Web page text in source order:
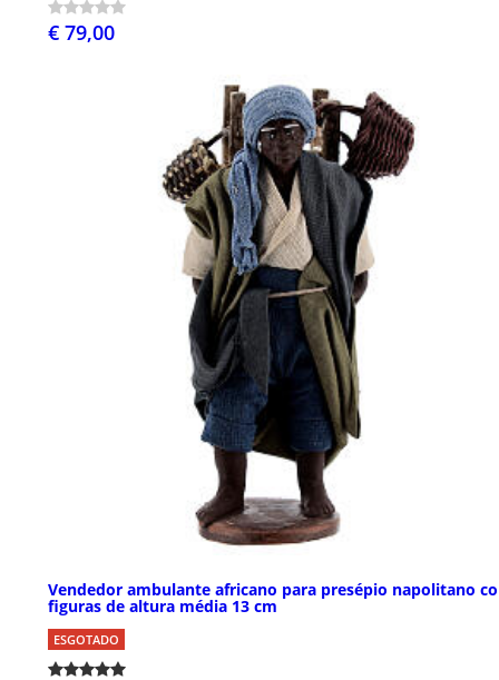
€ 79,00
Vendedor ambulante africano para presépio napolitano
figuras de altura média 13 cm
ESGOTADO